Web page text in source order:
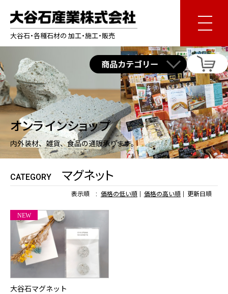
大谷石・各種石材の 加工・施工・販売
オンラインショップ
内外装材、雑貨、食品の通販承ります。
CATEGORY マグネット
表示順 : 価格の低い順 価格の高い順 更新日順
大谷石マグネット